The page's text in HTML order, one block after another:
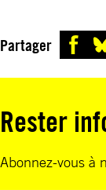
Partager
Rester
Abonnez-vous à